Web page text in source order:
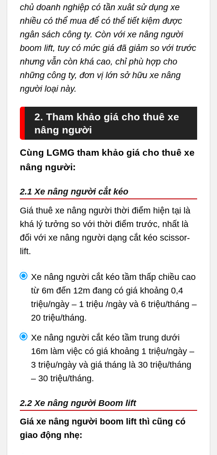
chủ doanh nghiệp có tần xuât sử dụng xe
nhiều có thể mua để có thể tiết kiệm được
ngân sách công ty. Còn với xe nâng người
boom lift, tuy có mức giá đã giảm so với trước
nhưng vẫn còn khá cao, chỉ phù hợp cho
những công ty, đơn vị lớn sở hữu xe nâng
người loại này.
2. Tham khảo giá cho thuê xe
nâng người
Cùng LGMG tham khảo giá cho thuê xe
nâng người:
2.1 Xe nâng người cắt kéo
Giá thuê xe nâng người thời điểm hiện tại là
khá lý tưởng so với thời điểm trước, nhất là
đối với xe nâng người dạng cắt kéo scissor-
lift.
Xe nâng người cắt kéo tầm thấp chiều cao
từ 6m đến 12m đang có giá khoảng 0,4
triệu/ngày – 1 triệu /ngày và 6 triệu/tháng –
20 triệu/tháng.
Xe nâng người cắt kéo tầm trung dưới
16m làm việc có giá khoảng 1 triệu/ngày –
3 triệu/ngày và giá tháng là 30 triệu/tháng
– 30 triệu/tháng.
2.2 Xe nâng người Boom lift
Giá xe nâng người boom lift thì cũng có
giao động nhẹ: